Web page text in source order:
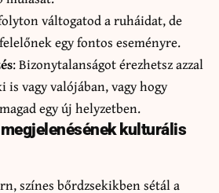
váltogatod a ruháidat, de
egy fontos eseményre.
: Bizonytalanságot érezhetsz azzal
is vagy valójában, vagy hogy
egy új helyzetben.
kulturális